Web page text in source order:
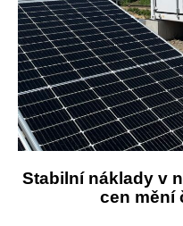
Stabilní náklady v
cen mění